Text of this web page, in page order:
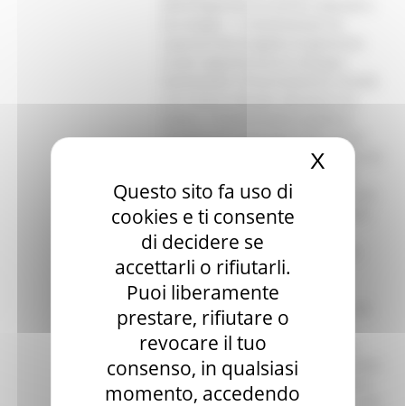
Questo sito fa uso di
cookies e ti consente
di decidere se
accettarli o rifiutarli.
Puoi liberamente
prestare, rifiutare o
revocare il tuo
consenso, in qualsiasi
momento, accedendo
X